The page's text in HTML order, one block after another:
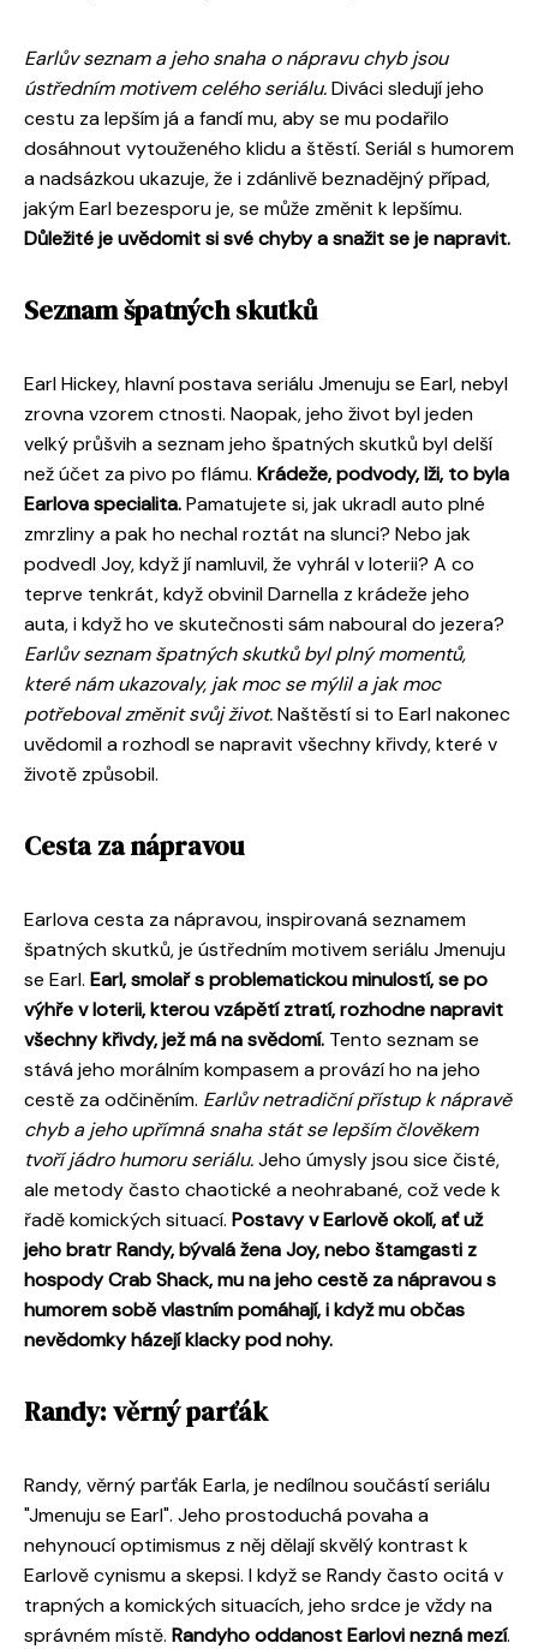
Earlův seznam a jeho snaha o nápravu chyb jsou
ústředním motivem celého seriálu.Diváci sledují jeho
cestu za lepším já a fandí mu, aby se mu podařilo
dosáhnout vytouženého klidu a štěstí. Seriál s humorem
a nadsázkou ukazuje, že i zdánlivě beznadějný případ,
jakým Earl bezesporu je, se může změnit k lepšímu.
Důležité je uvědomit si své chyby a snažit se je napravit.
Seznam špatných skutků
Earl Hickey, hlavní postava seriálu Jmenuju se Earl, nebyl
zrovna vzorem ctnosti. Naopak, jeho život byl jeden
velký průšvih a seznam jeho špatných skutků byl delší
než účet za pivo po flámu. Krádeže, podvody, lži, to byla
Earlova specialita.Pamatujete si, jak ukradl auto plné
zmrzliny a pak ho nechal roztát na slunci? Nebo jak
podvedl Joy, když jí namluvil, že vyhrál v loterii? A co
teprve tenkrát, když obvinil Darnella z krádeže jeho
auta, i když ho ve skutečnosti sám naboural do jezera?
Earlův seznam špatných skutků byl plný momentů,
které nám ukazovaly, jak moc se mýlil a jak moc
potřeboval změnit svůj život.Naštěstí si to Earl nakonec
uvědomil a rozhodl se napravit všechny křivdy, které v
životě způsobil.
Cesta za nápravou
Earlova cesta za nápravou, inspirovaná seznamem
špatných skutků, je ústředním motivem seriálu Jmenuju
se Earl. Earl, smolař s problematickou minulostí, se po
výhře v loterii, kterou vzápětí ztratí, rozhodne napravit
všechny křivdy, jež má na svědomí. Tento seznam se
stává jeho morálním kompasem a provází ho na jeho
cestě za odčiněním. Earlův netradiční přístup k nápravě
chyb a jeho upřímná snaha stát se lepším člověkem
tvoří jádro humoru seriálu.Jeho úmysly jsou sice čisté,
ale metody často chaotické a neohrabané, což vede k
řadě komických situací. Postavy v Earlově okolí, ať už
jeho bratr Randy, bývalá žena Joy, nebo štamgasti z
hospody Crab Shack, mu na jeho cestě za nápravou s
humorem sobě vlastním pomáhají, i když mu občas
nevědomky házejí klacky pod nohy.
Randy: věrný parťák
Randy, věrný parťák Earla, je nedílnou součástí seriálu
"Jmenuju se Earl". Jeho prostoduchá povaha a
nehynoucí optimismus z něj dělají skvělý kontrast k
Earlově cynismu a skepsi. I když se Randy často ocitá v
trapných a komických situacích, jeho srdce je vždy na
správném místě. Randyho oddanost Earlovi nezná mezí.